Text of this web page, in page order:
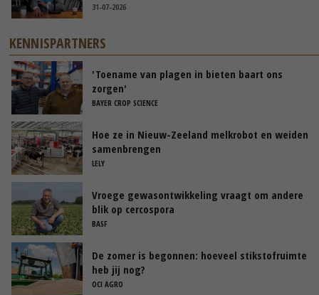
31-07-2026
KENNISPARTNERS
'Toename van plagen in bieten baart ons
zorgen'
BAYER CROP SCIENCE
Hoe ze in Nieuw-Zeeland melkrobot en weiden
samenbrengen
LELY
Vroege gewasontwikkeling vraagt om andere
blik op cercospora
BASF
De zomer is begonnen: hoeveel stikstofruimte
heb jij nog?
OCI AGRO